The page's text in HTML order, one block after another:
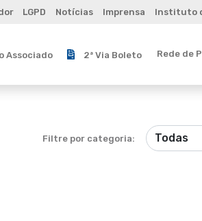
LGPD Notícias Imprensa Instituto
Associado 2ª Via Boleto Rede de
Filtre por categoria: